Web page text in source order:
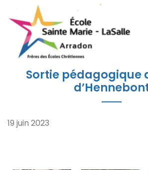
Sortie pédagogique
19 juin 2023